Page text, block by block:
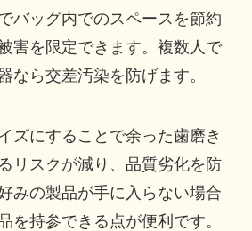
バッグ内でのスペースを節約
害を限定できます。複数人で
なら交差汚染を防げます。
ズにすることで余った歯磨き
リスクが減り、品質劣化を防
みの製品が手に入らない場合
を持参できる点が便利です。